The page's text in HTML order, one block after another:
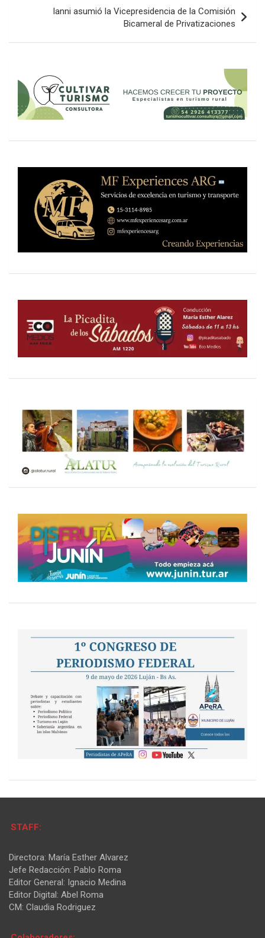
Ianni asumió la Vicepresidencia de la Comisión
Bicameral de Privatizaciones
STAFF:
Directora: María Esther Alvarez
Jefe Redacción: Pablo Roma
Editor General: Ignacio Medina
Editor Digital: Abel Roma
CM: Claudia Rodriguez